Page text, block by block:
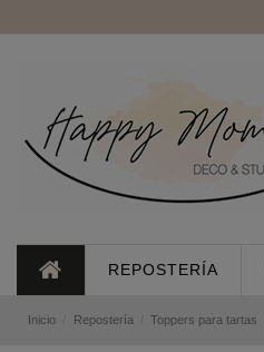
REPOSTERÍA
Inicio Repostería Toppers para tartas